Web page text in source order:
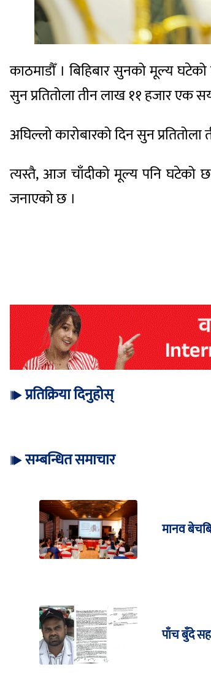
काठमाडौँ । बिहिबार सुनको मूल्य
सुन प्रतितोला तीन लाख ११ हजार एक
अघिल्लो कारोबारको दिन सुन
त्यस्तै, आज चाँदीको मूल्य पनि घटेको
जनाएको छ ।
प्रतिक्रिया दिनुहोस्
सम्बन्धित समाचार
मानव
पाँच बुँदे